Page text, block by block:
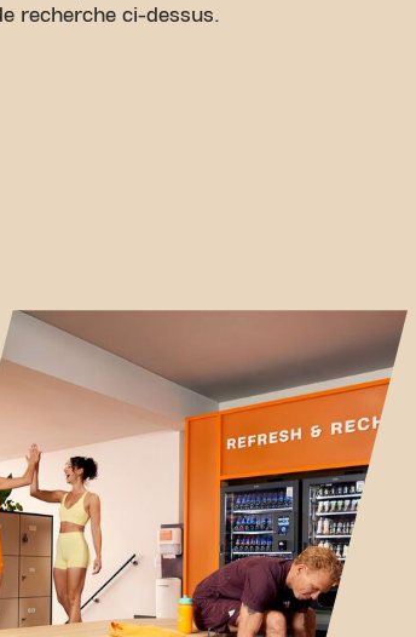
recherche ci-dessus.